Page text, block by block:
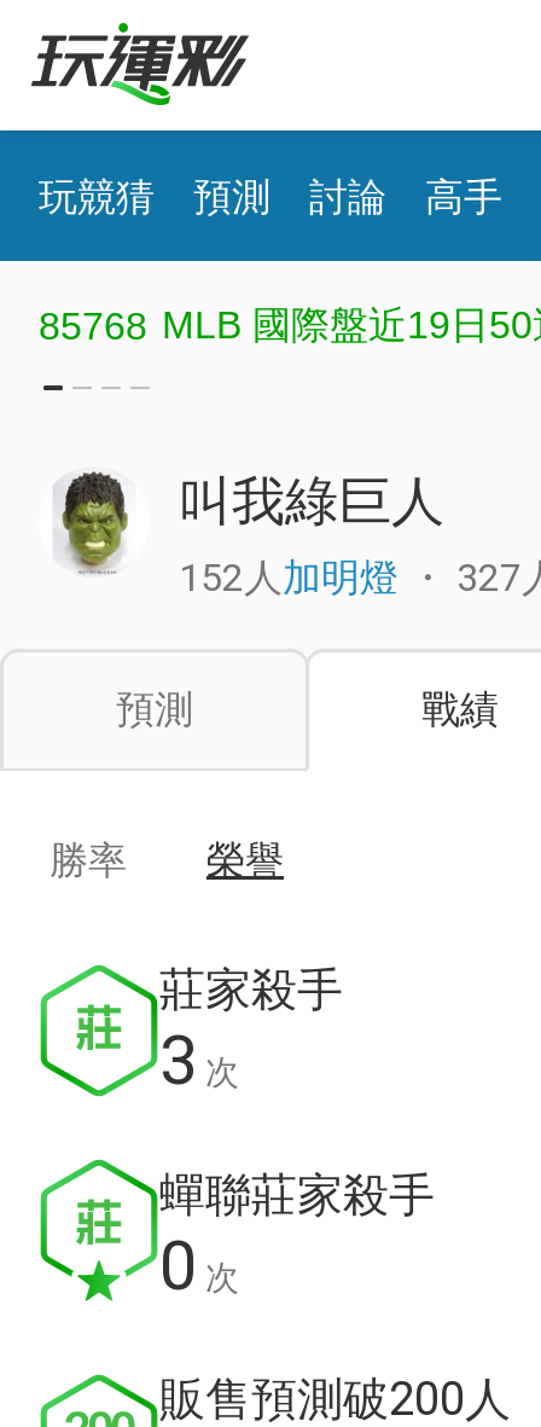
玩競猜 預測 討論 高手
網球小黑 MLB
叫我綠巨人
152人加明燈 ・ 327
預測 戰績
勝率 榮譽
莊家殺手
3 次
蟬聯莊家殺手
0 次
販售預測破200人